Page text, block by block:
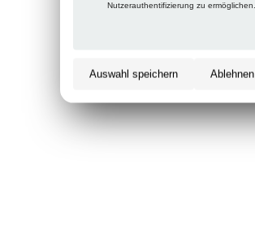
Nutzerauthentifizierung zu ermöglichen.
Auswahl speichern Ablehnen